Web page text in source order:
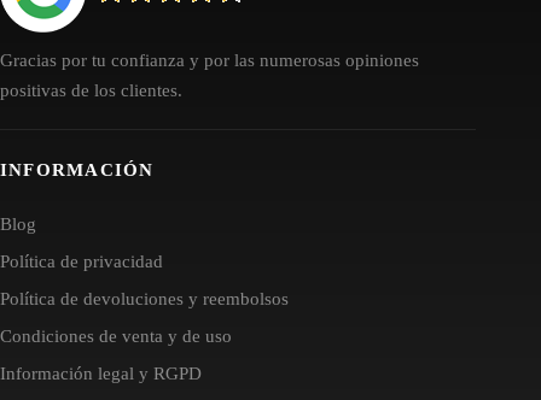
Gracias por tu confianza y por las numerosas opiniones
positivas de los clientes.
INFORMACIÓN
Blog
Política de privacidad
Política de devoluciones y reembolsos
Condiciones de venta y de uso
Información legal y RGPD